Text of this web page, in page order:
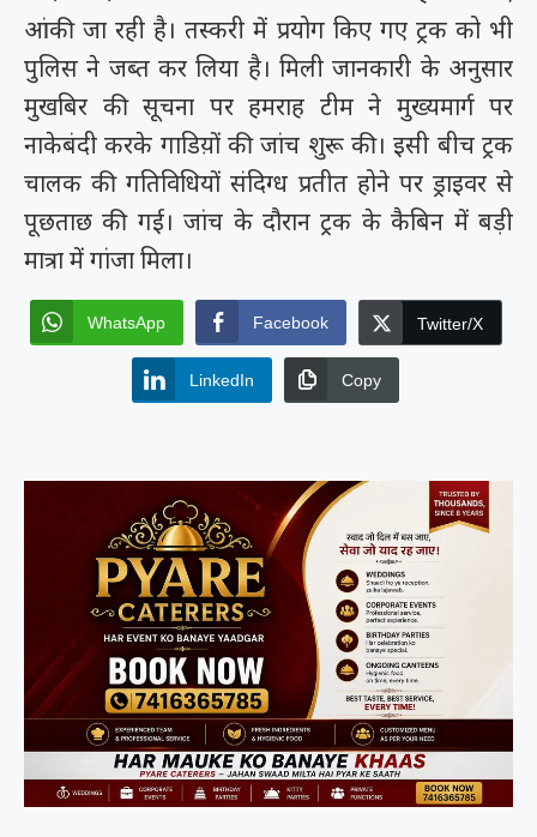
आंकी जा रही है। तस्करी में प्रयोग किए गए ट्रक को भी
पुलिस ने जब्त कर लिया है। मिली जानकारी के अनुसार
मुखबिर की सूचना पर हमराह टीम ने मुख्यमार्ग पर
नाकेबंदी करके गाडिय़ों की जांच शुरू की। इसी बीच ट्रक
चालक की गतिविधियों संदिग्ध प्रतीत होने पर ड्राइवर से
पूछताछ की गई। जांच के दौरान ट्रक के कैबिन में बड़ी
मात्रा में गांजा मिला।
WhatsApp Facebook Twitter/X
LinkedIn Copy